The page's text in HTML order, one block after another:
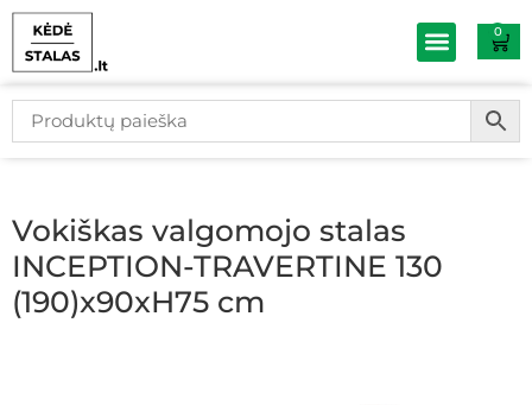
0
Vokiškas valgomojo stalas
INCEPTION-TRAVERTINE 130
(190)x90xH75 cm